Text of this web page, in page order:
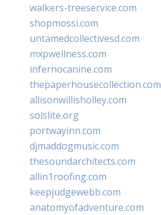
walkers-treeservice.com
shopmossi.com
untamedcollectivesd.com
mxpwellness.com
infernocanine.com
thepaperhousecollection.com
allisonwillisholley.com
solslite.org
portwayinn.com
djmaddogmusic.com
thesoundarchitects.com
allin1roofing.com
keepjudgewebb.com
anatomyofadventure.com